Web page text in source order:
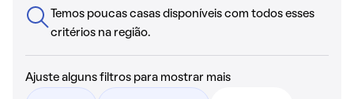
Temos poucas casas disponíveis com todos esses
critérios na região.
Ajuste alguns filtros para mostrar mais